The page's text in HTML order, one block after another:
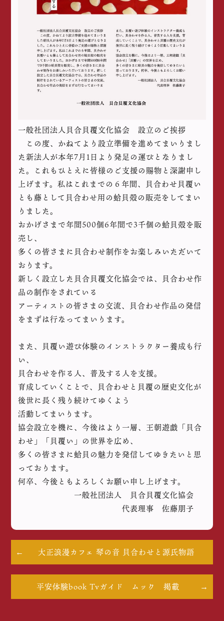
一般社団法人貝合貝覆文化協会 設立のご挨拶
この度、かねてより設立準備を進めてまいりまし
た新法人が本年7月1日より発足の運びとなりまし
た。これもひとえに皆様のご支援の賜物と深謝申し
上げます。私はこれまでの６年間、貝合わせ貝覆い
とも藤として貝合わせ用の蛤貝殻の販売をしてまい
りました。
おかげさまで年間500個6年間で3千個の蛤貝殻を販
売し、
多くの皆さまに貝合わせ制作をお楽しみいただいて
おります。
新しく設立した貝合貝覆文化協会では、貝合わせ作
品の制作をされている
アーティストの皆さまの交流、貝合わせ作品の発信
をまずは行なってまいります。
また、貝覆い遊び体験のインストラクター養成も行
い、
貝合わせを作る人、普及する人を支援。
育成していくことで、貝合わせと貝覆の歴史文化が
後世に長く残り続けてゆくよう
活動してまいります。
協会設立を機に、今後はより一層、王朝遊戯「貝合
わせ」「貝覆い」の世界を広め、
多くの皆さまに蛤貝の魅力を発信してゆきたいと思
っております。
何卒、今後ともよろしくお願い申し上げます。
一般社団法人 貝合貝覆文化協会
代表理事 佐藤朋子
大正浪漫カフェ 琴の音 貝合わせと源氏物語
平安体験book Tvガイド ムック 掲載